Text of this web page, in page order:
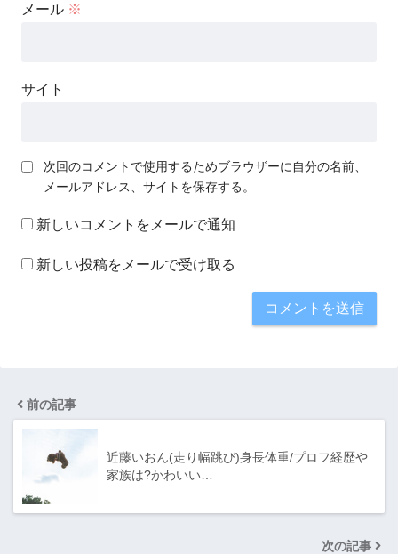
メール ※
サイト
次回のコメントで使用するためブラウザーに自分の名前、
メールアドレス、サイトを保存する。
新しいコメントをメールで通知
新しい投稿をメールで受け取る
前の記事
近藤いおん(走り幅跳び)身長体重/プロフ経歴や
家族は?かわいい…
次の記事